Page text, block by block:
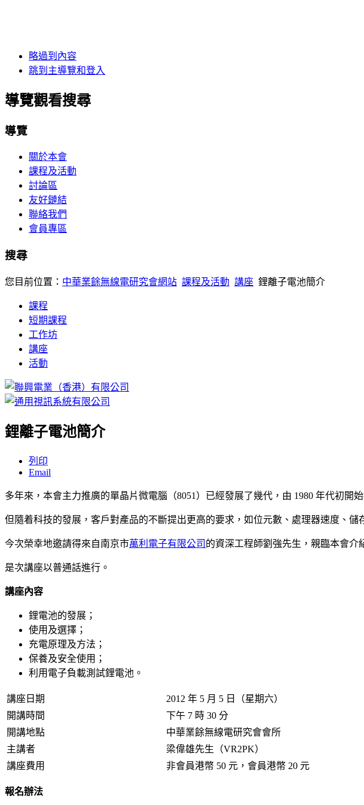
略過到內容
跳到主導覽和登入
導覽觀看搜尋
導覽
關於本會
課程及活動
討論區
友好鏈結
聯絡我們
會員專區
搜尋
您目前位置： 中華業餘無線電研究會網站 課程及活動 講座 鋰離子電池簡介
課程
短期課程
工作坊
講座
活動
鋰離子電池簡介
列印
Email
多年來，本會主力推廣的單晶片微電腦（8051）已經發展了幾代，由 1980 年代初開
但隨着科技的發展，客戶對產品的不斷提出更高的要求，如位元數、處理器速度、
今次榮幸地邀請得來自南京市萬利電子有限公司 的資深工程師劉強先生，親臨本會介
是次講座以普通話進行。
講座內容
鋰電池的發展；
使用及選擇；
充電原理及方法；
保養及安全使用；
利用電子負載測試鋰電池。
講座日期
2012 年 5 月 5 日（星期六）
開講時間
下午 7 時 30 分
開講地點
中華業餘無線電研究會會所
主講者
梁偉雄先生（VR2PK）
講座費用
非會員港幣 50 元，會員港幣 20 元
報名辦法